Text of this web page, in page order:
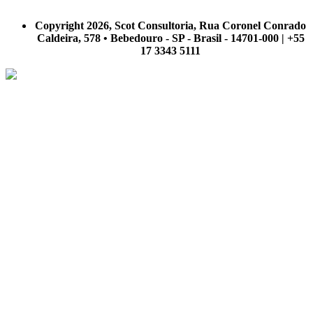
Copyright 2026, Scot Consultoria, Rua Coronel Conrado
Caldeira, 578 • Bebedouro - SP - Brasil - 14701-000 | +55
17 3343 5111